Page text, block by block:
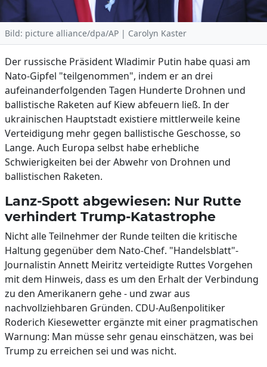
Bild: picture alliance/dpa/AP | Carolyn Kaster
Der russische Präsident Wladimir Putin habe quasi am
Nato-Gipfel "teilgenommen", indem er an drei
aufeinanderfolgenden Tagen Hunderte Drohnen und
ballistische Raketen auf Kiew abfeuern ließ. In der
ukrainischen Hauptstadt existiere mittlerweile keine
Verteidigung mehr gegen ballistische Geschosse, so
Lange. Auch Europa selbst habe erhebliche
Schwierigkeiten bei der Abwehr von Drohnen und
ballistischen Raketen.
Lanz-Spott abgewiesen: Nur Rutte
verhindert Trump-Katastrophe
Nicht alle Teilnehmer der Runde teilten die kritische
Haltung gegenüber dem Nato-Chef. "Handelsblatt"-
Journalistin Annett Meiritz verteidigte Ruttes Vorgehen
mit dem Hinweis, dass es um den Erhalt der Verbindung
zu den Amerikanern gehe - und zwar aus
nachvollziehbaren Gründen. CDU-Außenpolitiker
Roderich Kiesewetter ergänzte mit einer pragmatischen
Warnung: Man müsse sehr genau einschätzen, was bei
Trump zu erreichen sei und was nicht.